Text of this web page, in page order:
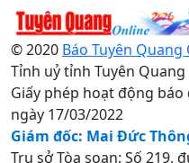
© 2020 Báo Tuyên Quang
Tỉnh uỷ tỉnh Tuyên Quang
Giấy phép hoạt động báo
ngày 17/03/2022
Giám đốc: Mai Đức
Trụ sở Tòa soạn: Số 219,